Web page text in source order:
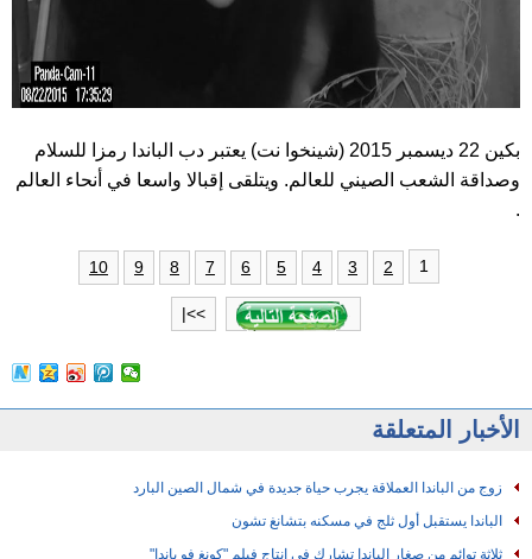
بكين 22 ديسمبر 2015 (شينخوا نت) يعتبر دب الباندا رمزا للسلام
وصداقة الشعب الصيني للعالم. ويتلقى إقبالا واسعا في أنحاء العالم
.
1
2
3
4
5
6
7
8
9
10
>>|
الأخبار المتعلقة
زوج من الباندا العملاقة يجرب حياة جديدة في شمال الصين البارد
الباندا يستقبل أول ثلج في مسكنه بتشانغ تشون
ثلاثة توائم من صغار الباندا تشارك في انتاج فيلم "كونغ فو باندا"